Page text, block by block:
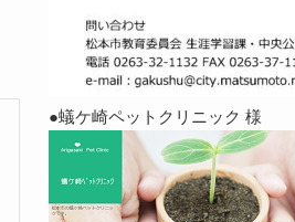
●蟻ケ崎ペットクリニック 様